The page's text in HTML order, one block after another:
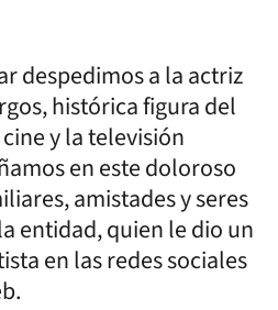
despedimos a la actriz
histórica figura del
y la televisión
en este doloroso
amistades y seres
entidad, quien le dio un
en las redes sociales